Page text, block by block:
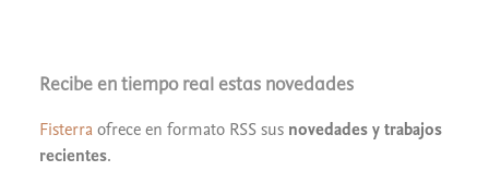
Recibe en tiempo real estas novedades
Fisterraofrece en formato RSS sus novedades y trabajos
recientes.